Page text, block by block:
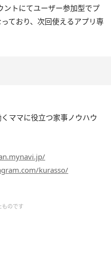
トにてユーザー参加型でプ
ており、次回使えるアプリ専
ママに役立つ家事ノウハウ
kurasso/
のです